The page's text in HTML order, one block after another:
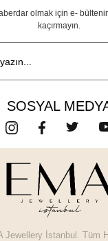
olmak için e-
kaçırmayın.
SOSYAL
İstanbul. Tüm